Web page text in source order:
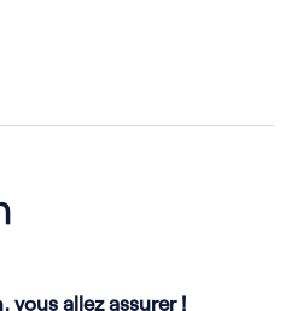
vous allez assurer !